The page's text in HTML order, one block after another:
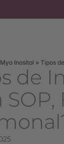
Myo Inositol » Tipos
de